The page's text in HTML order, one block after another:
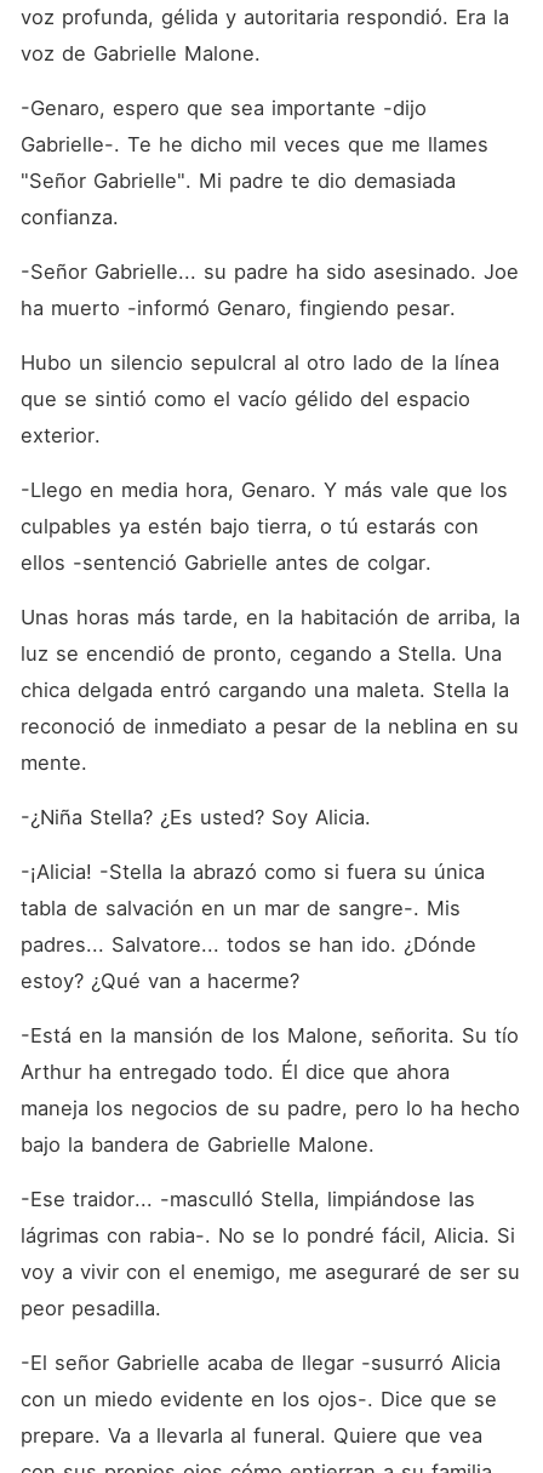
voz profunda, gélida y autoritaria respondió. Era la
voz de Gabrielle Malone.
-Genaro, espero que sea importante -dijo
Gabrielle-. Te he dicho mil veces que me llames
"Señor Gabrielle". Mi padre te dio demasiada
confianza.
-Señor Gabrielle... su padre ha sido asesinado. Joe
ha muerto -informó Genaro, fingiendo pesar.
Hubo un silencio sepulcral al otro lado de la línea
que se sintió como el vacío gélido del espacio
exterior.
-Llego en media hora, Genaro. Y más vale que los
culpables ya estén bajo tierra, o tú estarás con
ellos -sentenció Gabrielle antes de colgar.
Unas horas más tarde, en la habitación de arriba, la
luz se encendió de pronto, cegando a Stella. Una
chica delgada entró cargando una maleta. Stella la
reconoció de inmediato a pesar de la neblina en su
mente.
-¿Niña Stella? ¿Es usted? Soy Alicia.
-¡Alicia! -Stella la abrazó como si fuera su única
tabla de salvación en un mar de sangre-. Mis
padres... Salvatore... todos se han ido. ¿Dónde
estoy? ¿Qué van a hacerme?
-Está en la mansión de los Malone, señorita. Su tío
Arthur ha entregado todo. Él dice que ahora
maneja los negocios de su padre, pero lo ha hecho
bajo la bandera de Gabrielle Malone.
-Ese traidor... -masculló Stella, limpiándose las
lágrimas con rabia-. No se lo pondré fácil, Alicia. Si
voy a vivir con el enemigo, me aseguraré de ser su
peor pesadilla.
-El señor Gabrielle acaba de llegar -susurró Alicia
con un miedo evidente en los ojos-. Dice que se
prepare. Va a llevarla al funeral. Quiere que vea